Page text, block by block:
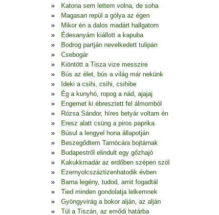
Katona sem lettem volna, de soha
Magasan repül a gólya az égen
Mikor én a dalos madárt hallgatom
Édesanyám kiállott a kapuba
Bodrog partján nevelkedett tulipán
Csebogár
Kiöntött a Tisza vize messzire
Bús az élet, bús a világ már nekünk
Ideki a csihi, csihi, csihibe
Ég a kunyhó, ropog a nád, ajajaj
Engemet ki ébresztett fel álmomból
Rózsa Sándor, híres betyár voltam én
Eresz alatt csüng a piros paprika
Búsul a lengyel hona állapotján
Beszegődtem Tarnócára bojtárnak
Budapestről elindult egy gőzhajó
Kakukkmadár az erdőben szépen szól
Ezernyolcszáztizenhatodik évben
Barna legény, tudod, amit fogadtál
Tied minden gondolatja lelkemnek
Gyöngyvirág a bokor alján, az alján
Túl a Tiszán, az emődi határba